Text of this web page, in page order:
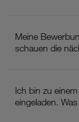
Meine
schauen die
Ich bin zu
eingeladen.